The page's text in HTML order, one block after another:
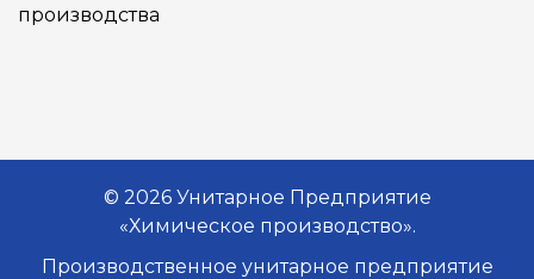
производства
© 2026 Унитарное Предприятие
«Химическое производство».
Производственное унитарное предприятие